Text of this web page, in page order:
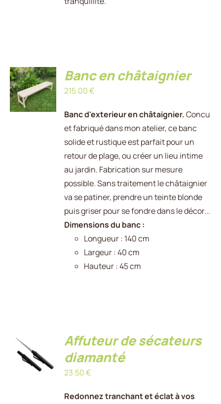
AJOUTER
AU
PANIER
/
DÉTAILS
Banc en châtaignier
215.00€
Banc d'exterieur en châtaignier.Concu
et fabriqué dans mon atelier, ce banc
solide et rustique est parfait pour un
retour de plage, ou créer un lieu intime
au jardin. Fabrication sur mesure
possible. Sans traitement le châtaignier
va se patiner, prendre un teinte blonde
puis griser pour se fondre dans le décor...
Dimensions du banc :
Longueur : 140 cm
Largeur : 40 cm
Hauteur : 45 cm
AU
PANIER
/
Affuteur de sécateurs
diamanté
23.50€
Redonnez tranchant et éclat à vos